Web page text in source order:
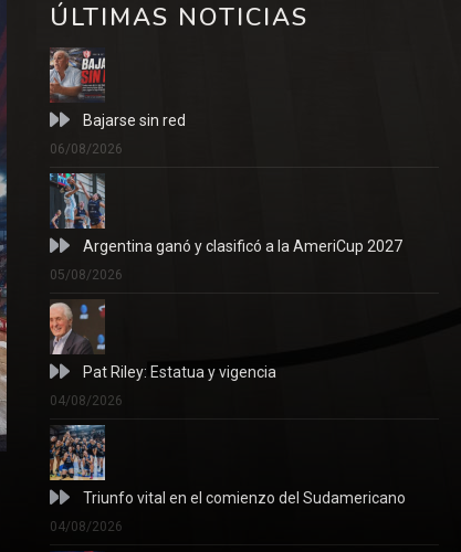
ÚLTIMAS NOTICIAS
Bajarse sin red
06/08/2026
Argentina ganó y clasificó a la AmeriCup 2027
05/08/2026
Pat Riley: Estatua y vigencia
04/08/2026
Triunfo vital en el comienzo del Sudamericano
04/08/2026